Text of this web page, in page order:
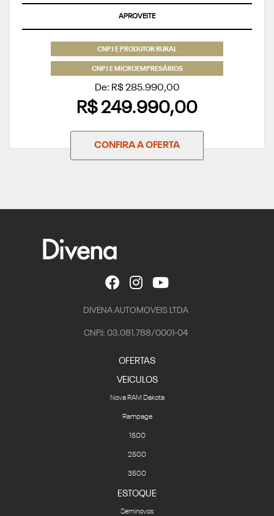
APROVEITE
CNPJ E PRODUTOR RURAL
CNPJ E MICROEMPRESÁRIOS
De: R$ 285.990,00
R$ 249.990,00
CONFIRA A OFERTA
DIVENA AUTOMOVEIS LTDA
CNPJ: 03.081.788/0001-04
OFERTAS
VEICULOS
Nova RAM Dakota
Rampage
1500
2500
3500
ESTOQUE
Seminovos